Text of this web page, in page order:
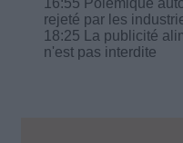
rejeté par les
18:25 La publicité
n'est pas interdite